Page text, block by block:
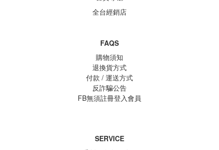
全台經銷店
FAQS
購物須知
退換貨方式
付款 / 運送方式
反詐騙公告
FB無須註冊登入會員
SERVICE